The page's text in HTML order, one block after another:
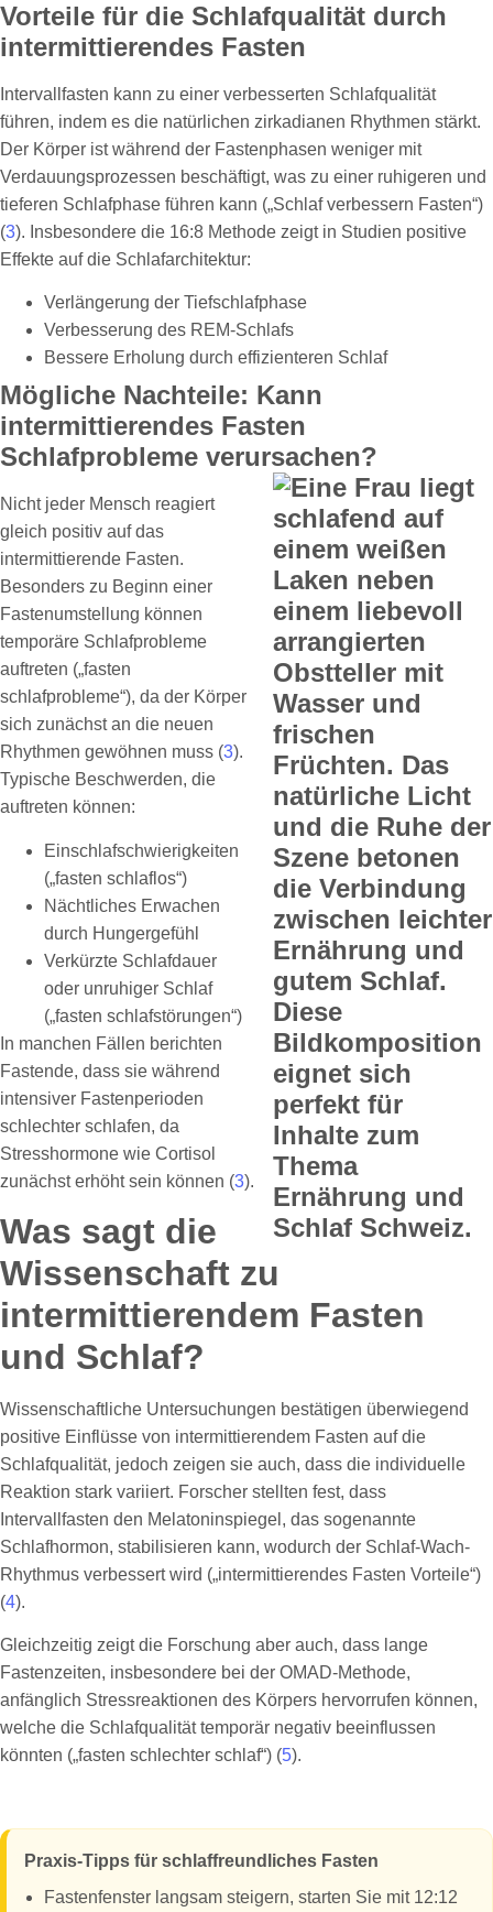
Vorteile für die Schlafqualität durch
intermittierendes Fasten
Intervallfasten kann zu einer verbesserten Schlafqualität
führen, indem es die natürlichen zirkadianen Rhythmen stärkt.
Der Körper ist während der Fastenphasen weniger mit
Verdauungsprozessen beschäftigt, was zu einer ruhigeren und
tieferen Schlafphase führen kann („Schlaf verbessern Fasten“)
(3). Insbesondere die 16:8 Methode zeigt in Studien positive
Effekte auf die Schlafarchitektur:
Verlängerung der Tiefschlafphase
Verbesserung des REM-Schlafs
Bessere Erholung durch effizienteren Schlaf
Mögliche Nachteile: Kann
intermittierendes Fasten
Schlafprobleme verursachen?
Nicht jeder Mensch reagiert
gleich positiv auf das
intermittierende Fasten.
Besonders zu Beginn einer
Fastenumstellung können
temporäre Schlafprobleme
auftreten („fasten
schlafprobleme“), da der Körper
sich zunächst an die neuen
Rhythmen gewöhnen muss (3).
Typische Beschwerden, die
auftreten können:
Einschlafschwierigkeiten
(„fasten schlaflos“)
Nächtliches Erwachen
durch Hungergefühl
Verkürzte Schlafdauer
oder unruhiger Schlaf
(„fasten schlafstörungen“)
In manchen Fällen berichten
Fastende, dass sie während
intensiver Fastenperioden
schlechter schlafen, da
Stresshormone wie Cortisol
zunächst erhöht sein können (3).
Was sagt die
Wissenschaft zu
intermittierendem Fasten
und Schlaf?
Wissenschaftliche Untersuchungen bestätigen überwiegend
positive Einflüsse von intermittierendem Fasten auf die
Schlafqualität, jedoch zeigen sie auch, dass die individuelle
Reaktion stark variiert. Forscher stellten fest, dass
Intervallfasten den Melatoninspiegel, das sogenannte
Schlafhormon, stabilisieren kann, wodurch der Schlaf-Wach-
Rhythmus verbessert wird („intermittierendes Fasten Vorteile“)
(4).
Gleichzeitig zeigt die Forschung aber auch, dass lange
Fastenzeiten, insbesondere bei der OMAD-Methode,
anfänglich Stressreaktionen des Körpers hervorrufen können,
welche die Schlafqualität temporär negativ beeinflussen
könnten („fasten schlechter schlaf“) (5).
Praxis-Tipps für schlaffreundliches Fasten
Fastenfenster langsam steigern, starten Sie mit 12:12